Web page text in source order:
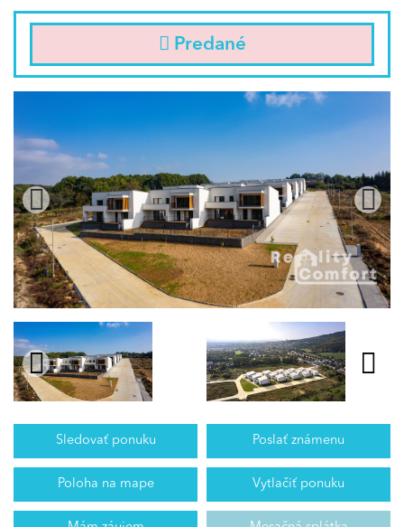
Predané
Sledovať ponuku Poslať známenu
Poloha na mape Vytlačiť ponuku